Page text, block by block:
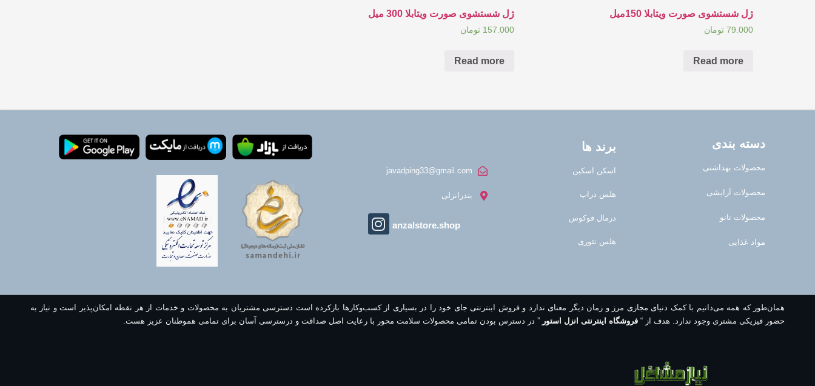
ژل شستشوی صورت ویتابلا 150میل
79.000 تومان
Read more
ژل شستشوی صورت ویتابلا 300 میل
157.000 تومان
Read more
دسته بندی
محصولات بهداشتی
محصولات آرایشی
محصولات نانو
مواد غذایی
برند ها
اسکن اسکین
هلس دراپ
درمال فوکوس
هلس تئوری
javadping33@gmail.com
بندرانزلی
anzalstore.shop
همان‌طور که همه می‌دانیم با کمک دنیای مجازی مرز و زمان دیگر معنای ندارد و فروش اینترنتی جای خود را در بسیاری از کسب‌وکارها بازکرده است دسترسی مشتریان به محصولات و خدمات از هر نقطه امکان‌پذیر است و نیاز به
حضور فیزیکی مشتری وجود ندارد. هدف از “ فروشگاه اینترنتی انزل استور ” در دسترس بودن تمامی محصولات سلامت محور با رعایت اصل صداقت و درسترسی آسان برای تمامی هموطنان عزیز هست.